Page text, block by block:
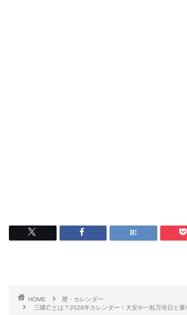
HOME
暦・カレンダー
三隣亡とは？2026年カレンダー！大安や一粒万倍日と重